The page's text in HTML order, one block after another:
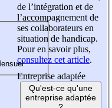
de l’intégration et de
l’accompagnement de
ses collaborateurs en
situation de handicap.
Pour en savoir plus,
consultez cet article.
Entreprise adaptée
Qu'est-ce qu'une
entreprise adaptée